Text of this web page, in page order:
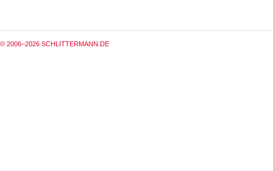
© 2006–2026 SCHLITTERMANN.DE